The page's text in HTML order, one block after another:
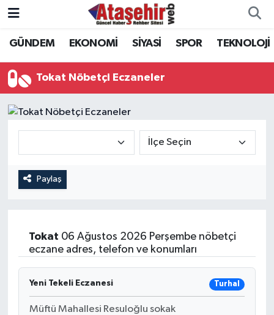
GÜNDEM EKONOMİ SİYASİ SPOR TEKNOLOJİ
Tokat Nöbetçi Eczaneler
Paylaş
Tokat 06 Ağustos 2026 Perşembe nöbetçi
eczane adres, telefon ve konumları
Yeni Tekeli Eczanesi Turhal
Müftü Mahallesi Resuloğlu sokak
Hava Durumu
Trafik Durumu
Süper Lig Puan Durumu ve Fikstür
Son Dakika Haberleri